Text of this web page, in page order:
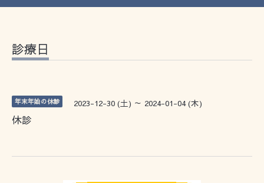
診療日
年末年始の休診 2023-12-30 (土) ～ 2024-01-04 (木)
休診